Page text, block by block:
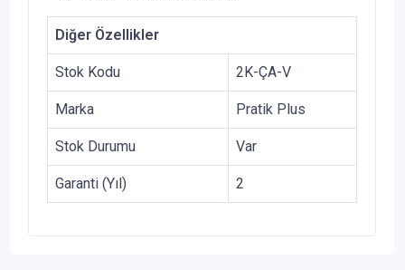
Diğer Özellikler
Stok Kodu 2K-ÇA-V
Marka Pratik Plus
Stok Durumu Var
Garanti (Yıl) 2